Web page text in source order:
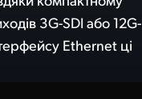
3G-SDI або 12G-
Ethernet ці